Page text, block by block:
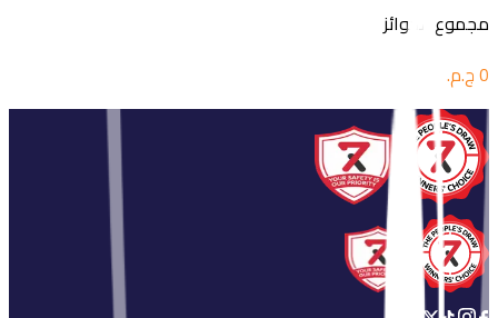
مجموع الجوائز